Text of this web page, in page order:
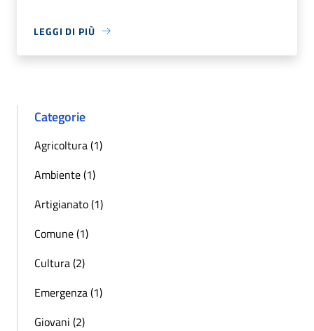
LEGGI DI PIÙ
Categorie
Agricoltura (1)
Ambiente (1)
Artigianato (1)
Comune (1)
Cultura (2)
Emergenza (1)
Giovani (2)